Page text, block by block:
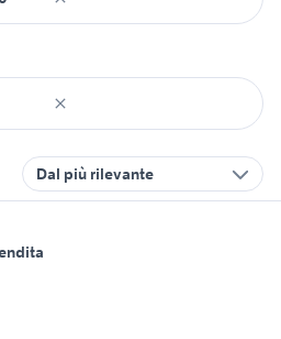
Dal più rilevante